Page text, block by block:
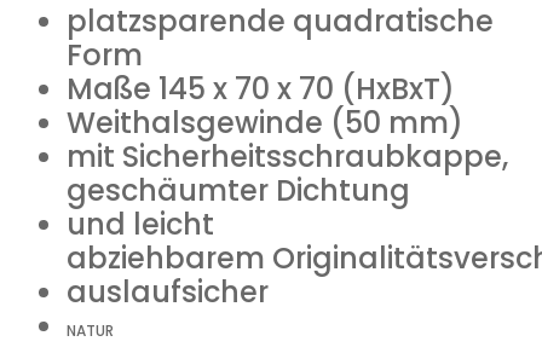
platzsparende quadratische
Form
Maße 145 x 70 x 70 (HxBxT)
Weithalsgewinde (50 mm)
mit Sicherheitsschraubkappe,
geschäumter Dichtung
und leicht
abziehbarem
auslaufsicher
NATUR